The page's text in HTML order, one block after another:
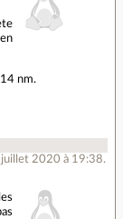
nm.
juillet 2020 à 19:38.